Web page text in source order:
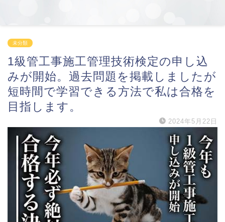
未分類
1級管工事施工管理技術検定の申し込
みが開始。過去問題を掲載しましたが
短時間で学習できる方法で私は合格を
目指します。
2024年5月22日